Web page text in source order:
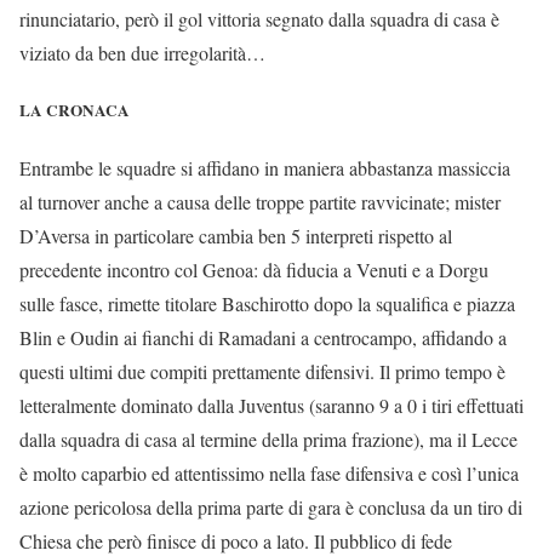
rinunciatario, però il gol vittoria segnato dalla squadra di casa è
viziato da ben due irregolarità…
LA CRONACA
Entrambe le squadre si affidano in maniera abbastanza massiccia
al turnover anche a causa delle troppe partite ravvicinate; mister
D’Aversa in particolare cambia ben 5 interpreti rispetto al
precedente incontro col Genoa: dà fiducia a Venuti e a Dorgu
sulle fasce, rimette titolare Baschirotto dopo la squalifica e piazza
Blin e Oudin ai fianchi di Ramadani a centrocampo, affidando a
questi ultimi due compiti prettamente difensivi. Il primo tempo è
letteralmente dominato dalla Juventus (saranno 9 a 0 i tiri effettuati
dalla squadra di casa al termine della prima frazione), ma il Lecce
è molto caparbio ed attentissimo nella fase difensiva e così l’unica
azione pericolosa della prima parte di gara è conclusa da un tiro di
Chiesa che però finisce di poco a lato. Il pubblico di fede